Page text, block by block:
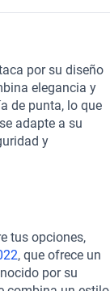
por su diseño
elegancia y
de punta, lo que
adapte a su
y
este año,
que no podés
por una
ofrecemos
La
para que tu
tus opciones,
, que ofrece un
por su